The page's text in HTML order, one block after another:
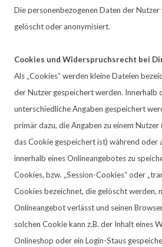
Die personenbezogenen Daten der
gelöscht oder anonymisiert.
Cookies und Widerspruchsrecht bei
Als „Cookies“ werden kleine Dateien
der Nutzer gespeichert werden. Innerhalb
unterschiedliche Angaben gespeichert
primär dazu, die Angaben zu einem
das Cookie gespeichert ist) während oder
innerhalb eines Onlineangebotes zu
Cookies, bzw. „Session-Cookies“ oder
Cookies bezeichnet, die gelöscht werden,
Onlineangebot verlässt und seinen
solchen Cookie kann z.B. der Inhalt eines
Onlineshop oder ein Login-Staus